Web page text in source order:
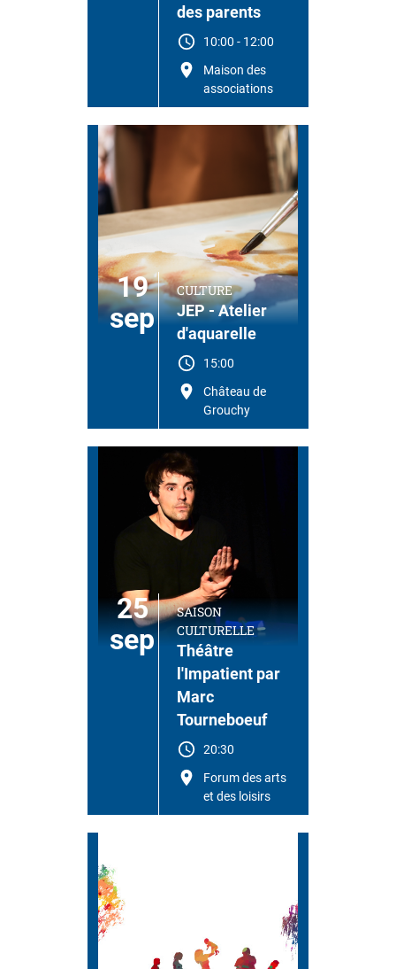
des parents
10:00 - 12:00
Maison des
associations
19
sep
CULTURE
JEP - Atelier
d'aquarelle
15:00
Château de
Grouchy
25
sep
SAISON
CULTURELLE
Théâtre
l'Impatient par
Marc
Tourneboeuf
20:30
Forum des arts
et des loisirs